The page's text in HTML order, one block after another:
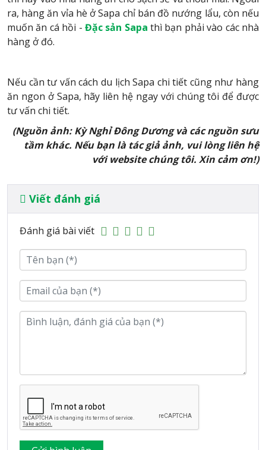
ra, hàng ăn vỉa hè ở Sapa chỉ bán đồ nướng lẩu, còn nếu
muốn ăn cá hồi - Đặc sản Sapa thì bạn phải vào các nhà
hàng ở đó.
Nếu cần tư vấn cách du lịch Sapa chi tiết cũng như hàng
ăn ngon ở Sapa, hãy liên hệ ngay với chúng tôi để được
tư vấn chi tiết.
(Nguồn ảnh: Kỳ Nghỉ Đông Dương và các nguồn sưu
tầm khác. Nếu bạn là tác giả ảnh, vui lòng liên hệ
với website chúng tôi. Xin cảm ơn!)
Viết đánh giá
Đánh giá bài viết